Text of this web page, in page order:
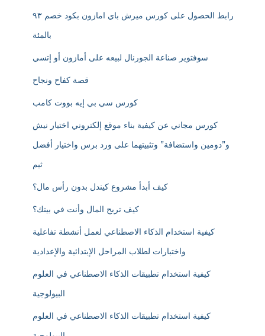
رابط الحصول على كورس ميرش باي امازون بكود خصم ٩٣
بالمئة
سوفتوير صناعة الجورنال لبيعه على أمازون أو إتسي
قصة كفاح ونجاح
كورس سي بي إيه بووت كامب
كورس مجاني عن كيفية بناء موقع إلكتروني اختيار نيش
و”دومين واستضافة” وتثبيتهما على ورد برس واختيار أفضل
ثيم
كيف أبدأ مشروع كيندل بدون رأس مال؟
كيف تربح المال وأنت في بيتك؟
كيفية استخدام الذكاء الاصطناعي لعمل أنشطة تفاعلية
واختبارات لطلاب المراحل الإبتدائية والإعدادية
كيفية استخدام تطبيقات الذكاء الاصطناعي في العلوم
كيفية استخدام تطبيقات الذكاء الاصطناعي في العلوم